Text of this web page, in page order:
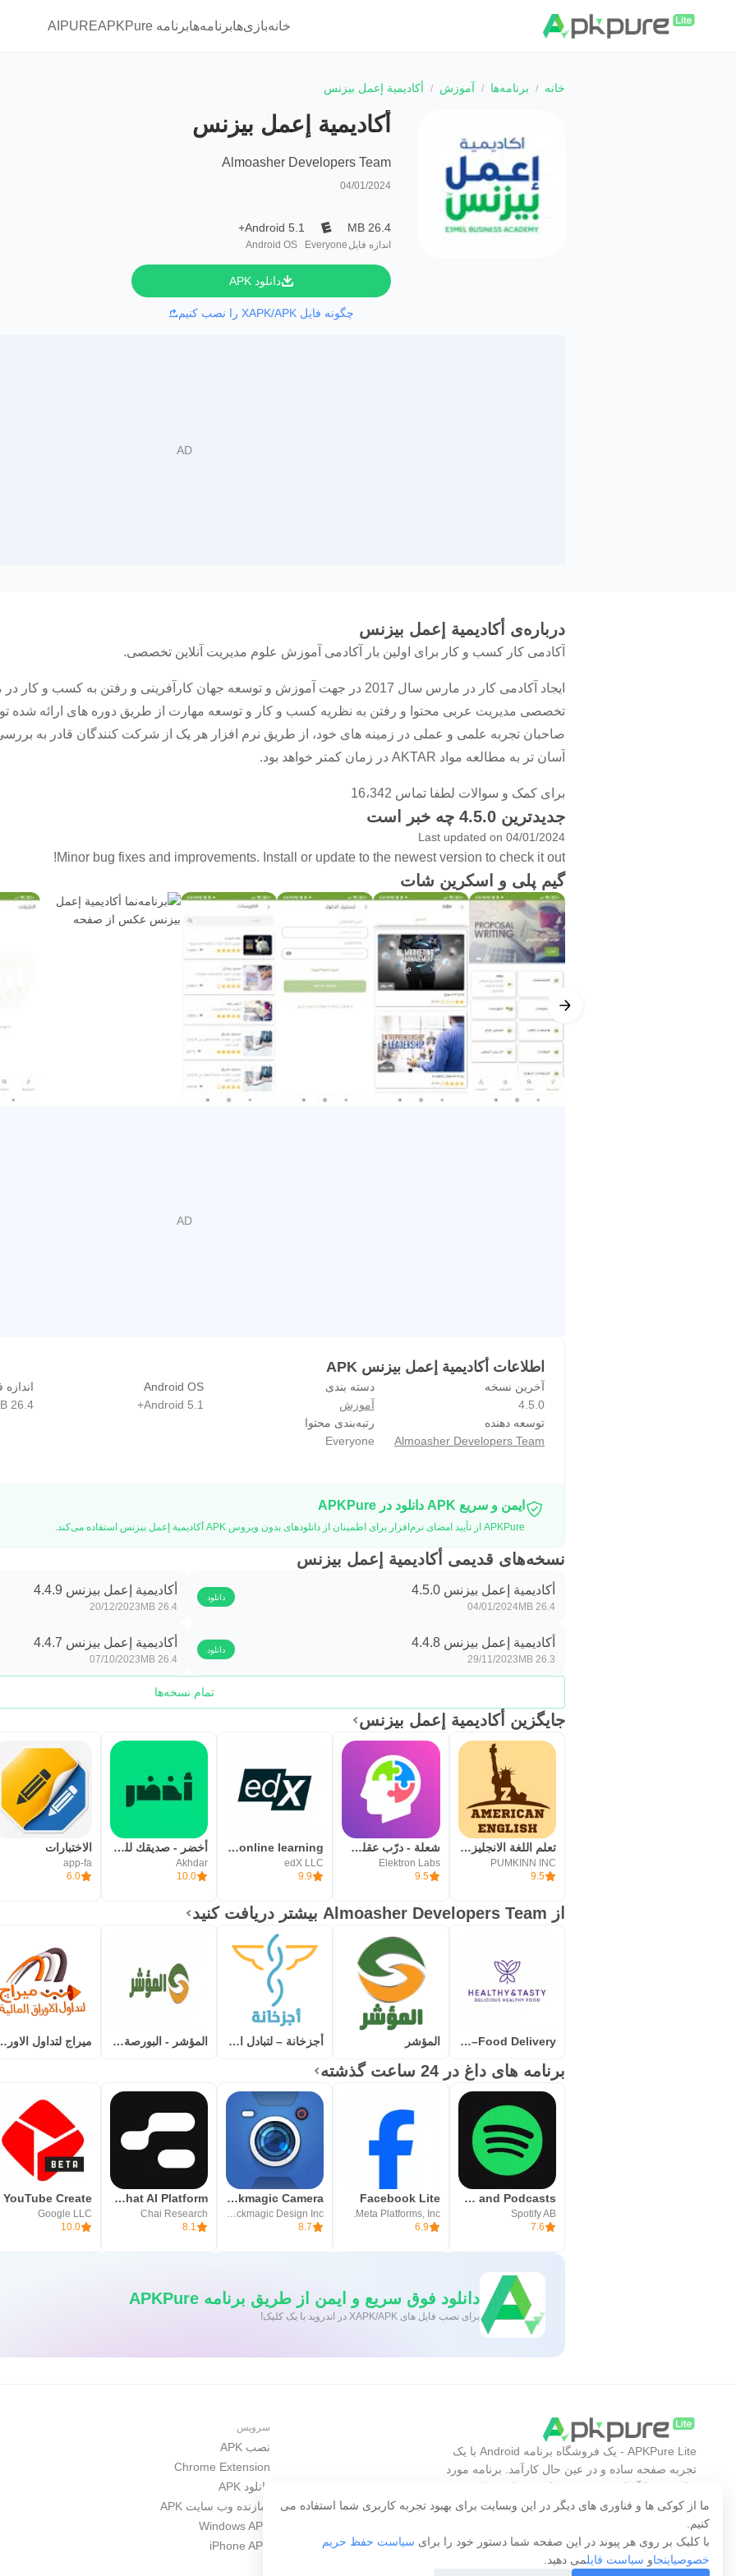
خانهبازی‌هابرنامه‌هابرنامه APKPure AIPURE
خانه برنامه‌ها آموزش أكاديمية إعمل بيزنس
أكاديمية إعمل بيزنس
Almoasher Developers Team
04/01/2024
26.4 MB
اندازه فایل Everyone
Android 5.1+
Android OS
دانلود APK
چگونه فایل XAPK/APK را نصب کنیم
درباره‌ی أكاديمية إعمل بيزنس
آکادمی کار کسب و کار برای اولین بار آکادمی آموزش علوم مدیریت آنلاین تخصصی.
ایجاد آکادمی کار در مارس سال 2017 در جهت آموزش و توسعه جهان کارآفرینی و رفتن
تخصصی مدیریت عربی محتوا و رفتن به نظریه کسب و کار و توسعه مهارت از طریق دوره های ارائه
صاحبان تجربه علمی و عملی در زمینه های خود، از طریق نرم افزار هر یک از شرکت کنندگان قادر به
آسان تر به مطالعه مواد AKTAR در زمان کمتر خواهد بود.
برای کمک و سوالات لطفا تماس 16،342
جدیدترین 4.5.0 چه خبر است
Last updated on 04/01/2024
Minor bug fixes and improvements. Install or update to the newest version to check it out!
گیم پلی و اسکرین شات
اطلاعات أكاديمية إعمل بيزنس APK
آخرین نسخه
4.5.0
دسته بندی
آموزش
Android OS
Android 5.1+
اندازه
26.4 MB
توسعه دهنده
Almoasher Developers Team
رتبه‌بندی محتوا
Everyone
ایمن و سریع APK دانلود در APKPure
APKPure از تأیید امضای نرم‌افزار برای اطمینان از دانلودهای بدون ویروس APK أكاديمية إعمل بيزنس استفاده می‌کند.
نسخه‌های قدیمی أكاديمية إعمل بيزنس
أكاديمية إعمل بيزنس 4.5.0
26.4 MB
04/01/2024
دانلود أكاديمية إعمل بيزنس 4.4.9
26.4 MB
20/12/2023
أكاديمية إعمل بيزنس 4.4.8
26.3 MB
29/11/2023
دانلود أكاديمية إعمل بيزنس 4.4.7
26.4 MB
07/10/2023
تمام نسخه‌ها
جایگزین أكاديمية إعمل بيزنس
تعلم اللغة الانجليزية من الصفر
PUMKINN INC
9.5
شعلة - درّب عقلك يومياً
Elektron Labs
9.5
edX online learning
edX LLC
9.9
أخضر - صديقك للمعرفة
Akhdar
10.0
الاختبارات
app-fa
6.0
از Almoasher Developers Team بیشتر دریافت کنید
Healthy & Tasty –Food Delivery المؤشر أجزخانة – لتبادل الأدوية بين الصيدليات المؤشر - البورصة المصرية ميراج
برنامه های داغ در 24 ساعت گذشته
Spotify: Music and Podcasts
Spotify AB
7.6
Facebook Lite
Meta Platforms, Inc.
6.9
Blackmagic Camera
Blackmagic Design Inc.
8.7
Chai: Chat AI Platform
Chai Research
8.1
YouTube Create
Google LLC
10.0
دانلود فوق سریع و ایمن از طریق برنامه APKPure
برای نصب فایل های XAPK/APK در اندروید با یک کلیک!
ما از کوکی ها و فناوری های دیگر در این وبسایت برای بهبود تجربه کاربری شما استفاده می
کنیم.
با کلیک بر روی هر پیوند در این صفحه شما دستور خود را برای سیاست حفظ حریم
خصوصیاینجاو سیاست فایلمی دهید.
APKPure Lite - یک فروشگاه برنامه Android با یک
تجربه صفحه ساده و در عین حال کارآمد. برنامه مورد
نظر خود را آسانتر ، سریعتر و ایمن تر کشف کنید.
سرویس
نصب APK
Chrome Extension
دانلود APK
سازنده وب سایت APK
Windows APP
iPhone APP